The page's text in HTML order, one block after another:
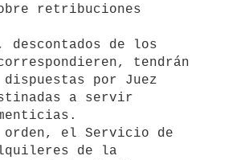
retribuciones
descontados de los
tendrán
por Juez
a servir
orden, el Servicio de
de la